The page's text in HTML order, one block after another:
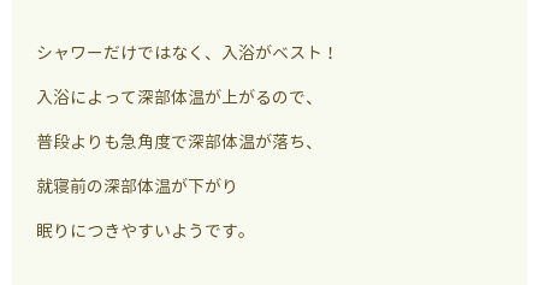
シャワーだけではなく、入浴がベスト！
入浴によって深部体温が上がるので、
普段よりも急角度で深部体温が落ち、
就寝前の深部体温が下がり
眠りにつきやすいようです。